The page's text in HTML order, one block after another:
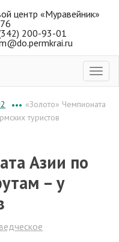
центр «Муравейник»
200-93-01
••• «Золото» Чемпионата
туристов
Азии по
– у